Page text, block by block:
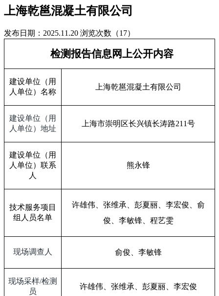
上海乾邕混凝土有限公司
发布日期：2025.11.20 浏览次数（17）
检测报告信息网上公开内容
建设单位（用
人单位）名称
上海乾邕混凝土有限公司
建设单位（用
人单位）地址
上海市崇明区长兴镇长涛路211号
建设单位（用
人单位）联系
人
熊永锋
技术服务项目
组人员名单
许雄伟、张维承、彭夏丽、李宏俊、俞
俊、李敏锋、程艺雯
现场调查人 俞俊、李敏锋
现场采样/检测
员
许雄伟、张维承、彭夏丽、李宏俊